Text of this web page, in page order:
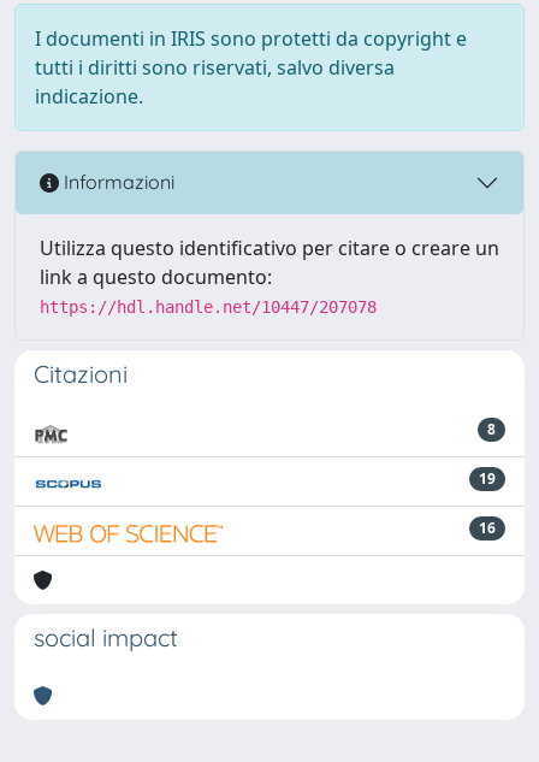
I documenti in IRIS sono protetti da copyright e
tutti i diritti sono riservati, salvo diversa
indicazione.
Informazioni
Utilizza questo identificativo per citare o creare un
link a questo documento:
https://hdl.handle.net/10447/207078
Citazioni
8
19
16
social impact